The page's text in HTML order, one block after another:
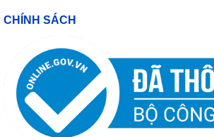
CHÍNH SÁCH